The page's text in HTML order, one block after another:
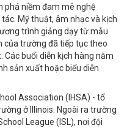
phá niềm đam mê nghệ
Mỹ thuật, âm nhạc và kịch
trình giảng dạy từ mẫu
của trường đã tiếp tục theo
buổi diễn kịch hàng năm
sản xuất hoặc biểu diễn
Association (IHSA) - tổ
ở Illinois. Ngoài ra trường
League (ISL), nơi đội